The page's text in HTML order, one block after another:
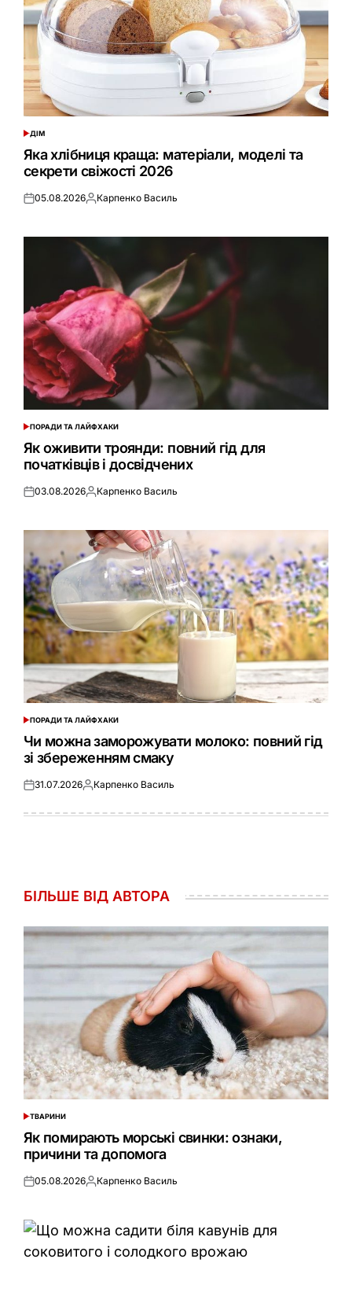
ОПУБЛІКУВАТИ
ДІМ
Яка хлібниця краща: матеріали, моделі та
секрети свіжості 2026
Оприлюднено
05.08.2026Опубліковано
Карпенко Василь
ОПУБЛІКУВАТИ
ПОРАДИ ТА ЛАЙФХАКИ
Як оживити троянди: повний гід для
початківців і досвідчених
Оприлюднено
03.08.2026Опубліковано
Карпенко Василь
ОПУБЛІКУВАТИ
У
ПОРАДИ ТА ЛАЙФХАКИ
Чи можна заморожувати молоко: повний гід
зі збереженням смаку
Оприлюднено
31.07.2026Опубліковано
Карпенко Василь
БІЛЬШЕ ВІД АВТОРА
ОПУБЛІКУВАТИ
ТВАРИНИ
Як помирають морські свинки: ознаки,
причини та допомога
Оприлюднено
05.08.2026Опубліковано
Карпенко Василь